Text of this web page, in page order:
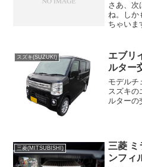
さあ、次
ね。しか
ちゃいま
の不祥事
ってし
スズキ(SUZUKI)
エブリ
ルター
モデルチ
スズキの
ルターの
クスで
三菱(MITSUBISHI)
三菱 ミ
ンフィ